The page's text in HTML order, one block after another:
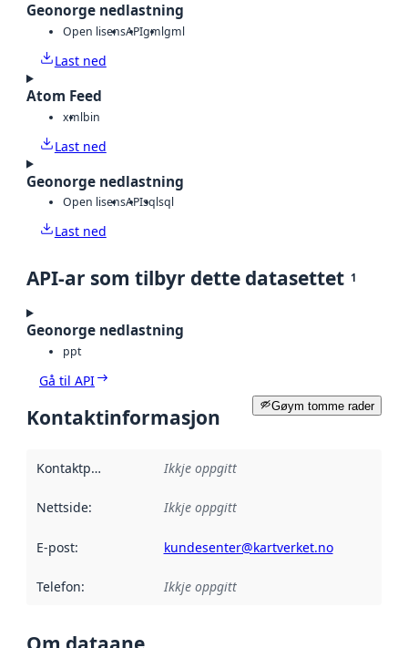
Geonorge nedlastning
Open lisensAPIgmlgml
Last ned
Atom Feed
xmlbin
Last ned
Geonorge nedlastning
Open lisensAPIsqlsql
Last ned
API-ar som tilbyr dette datasettet 1
Geonorge nedlastning
ppt
Gå til API
Gøym tomme rader
Kontaktinformasjon
Kontaktpunkt Ikkje oppgitt
Nettside: Ikkje oppgitt
E-post: kundesenter@kartverket.no
Telefon: Ikkje oppgitt